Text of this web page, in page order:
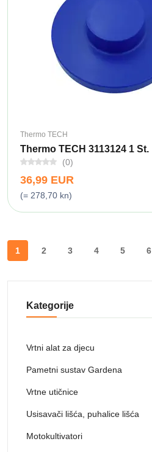
Thermo TECH
Thermo TECH 3113124 1 St.
(0)
36,99 EUR
(= 278,70 kn)
1 2 3 4 5 6
Kategorije
Vrtni alat za djecu
Pametni sustav Gardena
Vrtne utičnice
Usisavači lišća, puhalice lišća
Motokultivatori